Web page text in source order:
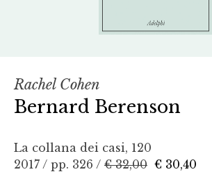
Rachel Cohen
Bernard Berenson
La collana dei casi, 120
2017 / pp. 326 / € 32,00 € 30,40